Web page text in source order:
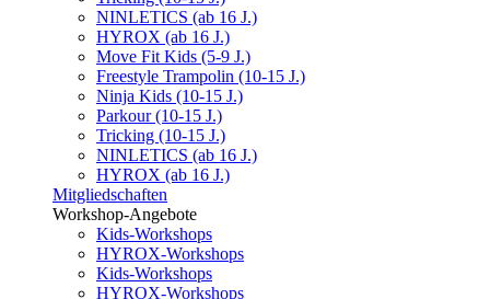
NINLETICS (ab 16 J.)
HYROX (ab 16 J.)
Move Fit Kids (5-9 J.)
Freestyle Trampolin (10-15 J.)
Ninja Kids (10-15 J.)
Parkour (10-15 J.)
Tricking (10-15 J.)
NINLETICS (ab 16 J.)
HYROX (ab 16 J.)
Mitgliedschaften
Workshop-Angebote
Kids-Workshops
HYROX-Workshops
Kids-Workshops
HYROX-Workshops